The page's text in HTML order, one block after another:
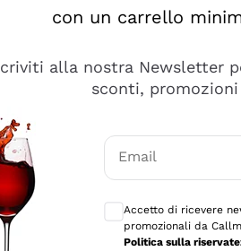
diversi e con un
con un carrello
alla nostra Newsletter
sconti,
Email
Accetto di ricevere
promozionali da
Politica sulla